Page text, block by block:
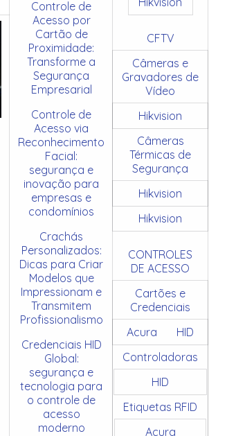
Controle de
Acesso por
Cartão de
Proximidade:
Transforme a
Segurança
Empresarial
Controle de
Acesso via
Reconhecimento
Facial:
segurança e
inovação para
empresas e
condomínios
Crachás
Personalizados:
Dicas para Criar
Modelos que
Impressionam e
Transmitem
Profissionalismo
Credenciais HID
Global:
segurança e
tecnologia para
o controle de
acesso
moderno
CFTV
Câmeras e
Gravadores de
Vídeo
Hikvision
Câmeras
Térmicas de
Segurança
Hikvision
Hikvision
CONTROLES
DE ACESSO
Cartões e
Credenciais
Acura
HID
Controladoras
HID
Etiquetas RFID
Acura